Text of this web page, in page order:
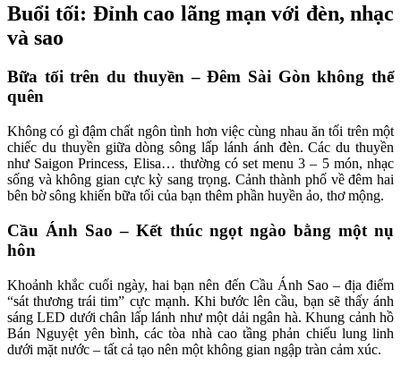
Buổi tối: Đỉnh cao lãng mạn với đèn, nhạc
và sao
Bữa tối trên du thuyền – Đêm Sài Gòn không thể
quên
Không có gì đậm chất ngôn tình hơn việc cùng nhau ăn tối trên một
chiếc du thuyền giữa dòng sông lấp lánh ánh đèn. Các du thuyền
như Saigon Princess, Elisa… thường có set menu 3 – 5 món, nhạc
sống và không gian cực kỳ sang trọng. Cảnh thành phố về đêm hai
bên bờ sông khiến bữa tối của bạn thêm phần huyền ảo, thơ mộng.
Cầu Ánh Sao – Kết thúc ngọt ngào bằng một nụ
hôn
Khoảnh khắc cuối ngày, hai bạn nên đến Cầu Ánh Sao – địa điểm
“sát thương trái tim” cực mạnh. Khi bước lên cầu, bạn sẽ thấy ánh
sáng LED dưới chân lấp lánh như một dải ngân hà. Khung cảnh hồ
Bán Nguyệt yên bình, các tòa nhà cao tầng phản chiếu lung linh
dưới mặt nước – tất cả tạo nên một không gian ngập tràn cảm xúc.